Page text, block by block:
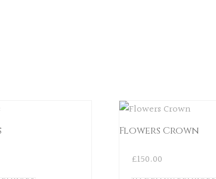
Flowers Crown
£150.00